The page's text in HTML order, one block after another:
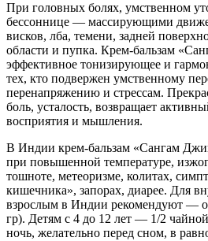
При головных болях, умственном
бессоннице — массирующими
висков, лба, темени, задней
области и пупка. Крем-бальзам
эффективное тонизирующее и
тех, кто подвержен умственному
перенапряжению и стрессам.
боль, усталость, возвращает
восприятия и мышления.
В Индии крем-бальзам «Сангам
при повышенной температуре,
тошноте, метеоризме, колитах,
кишечника», запорах, диарее. Для
взрослым в Индии рекомендуют —
гр). Детям с 4 до 12 лет — 1/2
ночь, желательно перед сном, в